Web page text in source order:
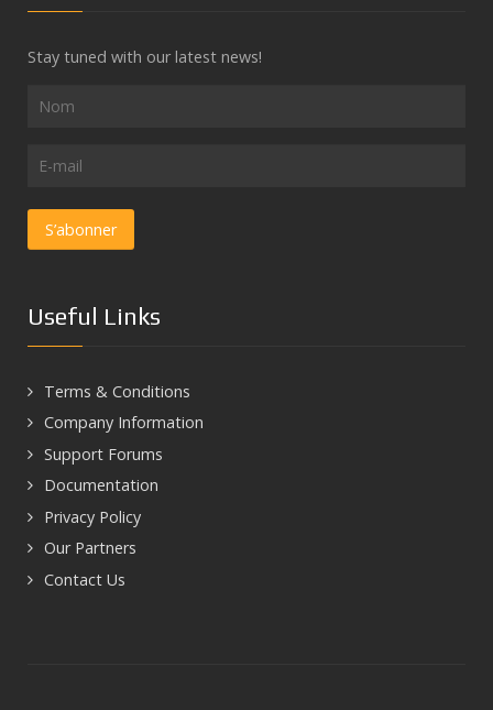
Stay tuned with our latest news!
Useful Links
Terms & Conditions
Company Information
Support Forums
Documentation
Privacy Policy
Our Partners
Contact Us